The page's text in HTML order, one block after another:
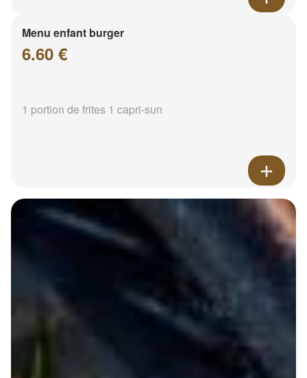
Menu enfant burger
6.60 €
1 portion de frites 1 capri-sun